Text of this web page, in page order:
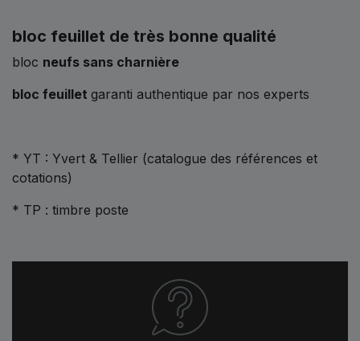
bloc feuillet de très bonne qualité
bloc neufs sans charnière
bloc feuillet garanti authentique par nos experts
* YT : Yvert & Tellier (catalogue des références et
cotations)
* TP : timbre poste